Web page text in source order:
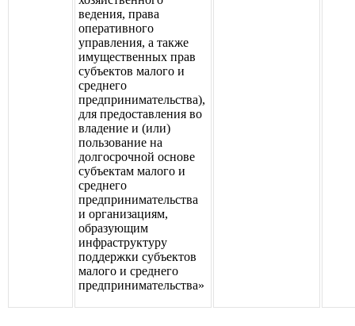
ведения, права
оперативного
управления, а также
имущественных прав
субъектов малого и
среднего
предпринимательства),
для предоставления во
владение и (или)
пользование на
долгосрочной основе
субъектам малого и
среднего
предпринимательства
и организациям,
образующим
инфраструктуру
поддержки субъектов
малого и среднего
предпринимательства»